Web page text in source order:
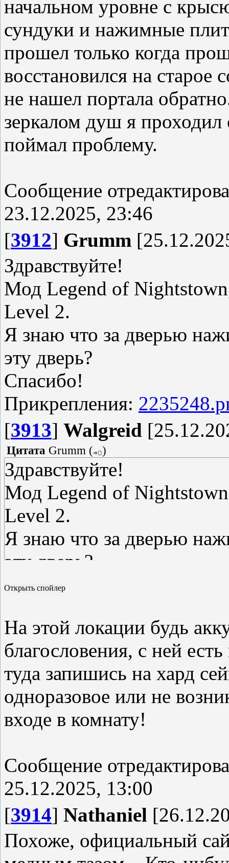
начальном уровне с
сундуки и нажимные
прошел только когда
восстановился на старое
не нашел портала
зеркалом душ я
поймал проблему.
Сообщение
23.12.2025, 23:46
[3912] Grumm
Здравствуйте!
Мод Legend of
Level 2.
Я знаю что за дверью
эту дверь?
Спасибо!
Прикрепления:
[3913] Walgreid
Цитата Grumm ( )
Здравствуйте!
Мод Legend of
Level 2.
Я знаю что за дверью
эту дверь?
Спасибо!
На этой локации будь
благословения, с ней
туда запишись на хард
одноразовое или не
входе в комнату!
Сообщение
25.12.2025, 13:00
[3914] Nathaniel
Похоже, официальный